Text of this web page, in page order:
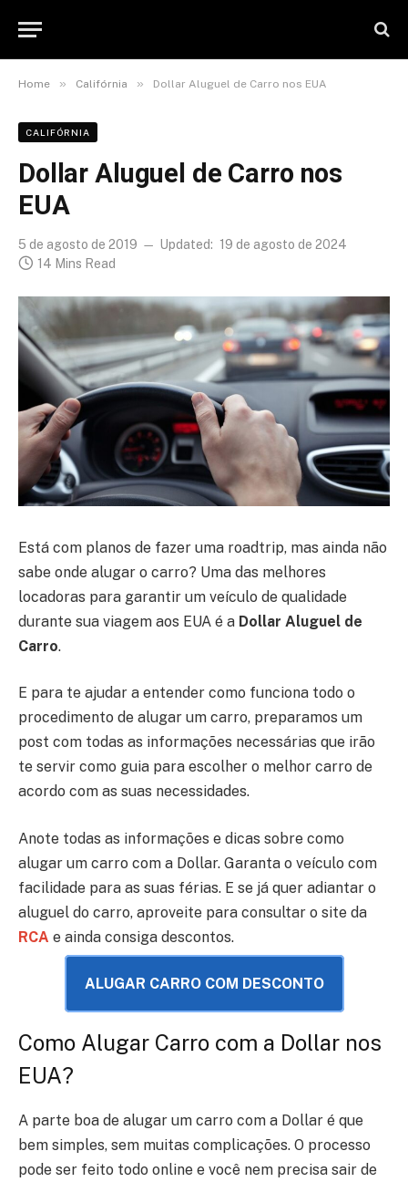
Home » Califórnia » Dollar Aluguel de Carro nos EUA
CALIFÓRNIA
Dollar Aluguel de Carro nos
EUA
5 de agosto de 2019 Updated: 19 de agosto de 2024
14 Mins Read
Está com planos de fazer uma roadtrip, mas ainda não
sabe onde alugar o carro? Uma das melhores
locadoras para garantir um veículo de qualidade
durante sua viagem aos EUA é a Dollar Aluguel de
Carro.
E para te ajudar a entender como funciona todo o
procedimento de alugar um carro, preparamos um
post com todas as informações necessárias que irão
te servir como guia para escolher o melhor carro de
acordo com as suas necessidades.
Anote todas as informações e dicas sobre como
alugar um carro com a Dollar. Garanta o veículo com
facilidade para as suas férias. E se já quer adiantar o
aluguel do carro, aproveite para consultar o site da
RCA e ainda consiga descontos.
ALUGAR CARRO COM DESCONTO
Como Alugar Carro com a Dollar nos
EUA?
A parte boa de alugar um carro com a Dollar é que
bem simples, sem muitas complicações. O processo
pode ser feito todo online e você nem precisa sair de